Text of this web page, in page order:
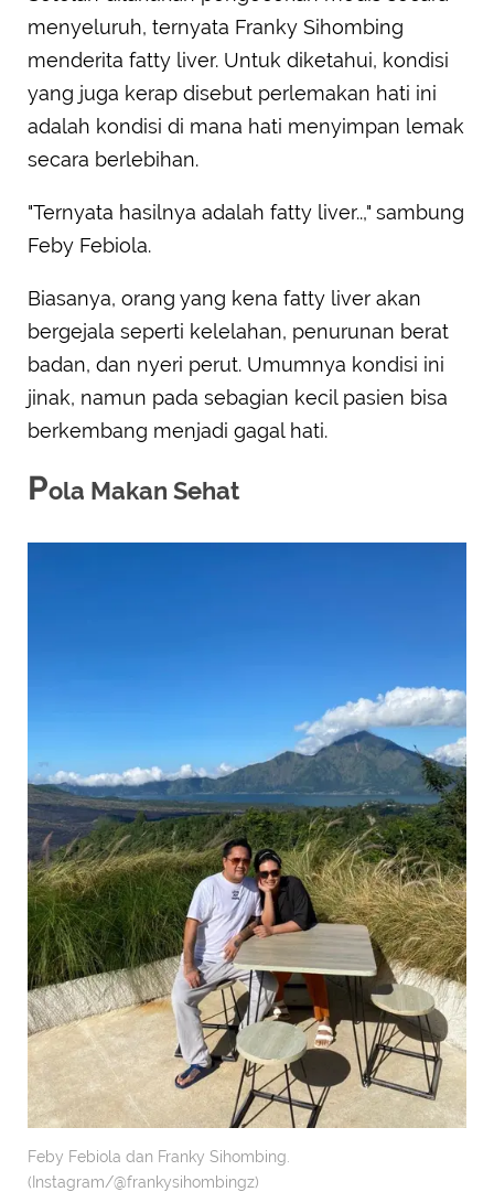
menyeluruh, ternyata Franky Sihombing
menderita fatty liver. Untuk diketahui, kondisi
yang juga kerap disebut perlemakan hati ini
adalah kondisi di mana hati menyimpan lemak
secara berlebihan.
"Ternyata hasilnya adalah fatty liver..," sambung
Feby Febiola.
Biasanya, orang yang kena fatty liver akan
bergejala seperti kelelahan, penurunan berat
badan, dan nyeri perut. Umumnya kondisi ini
jinak, namun pada sebagian kecil pasien bisa
berkembang menjadi gagal hati.
Pola Makan Sehat
Feby Febiola dan Franky Sihombing.
(Instagram/@frankysihombingz)